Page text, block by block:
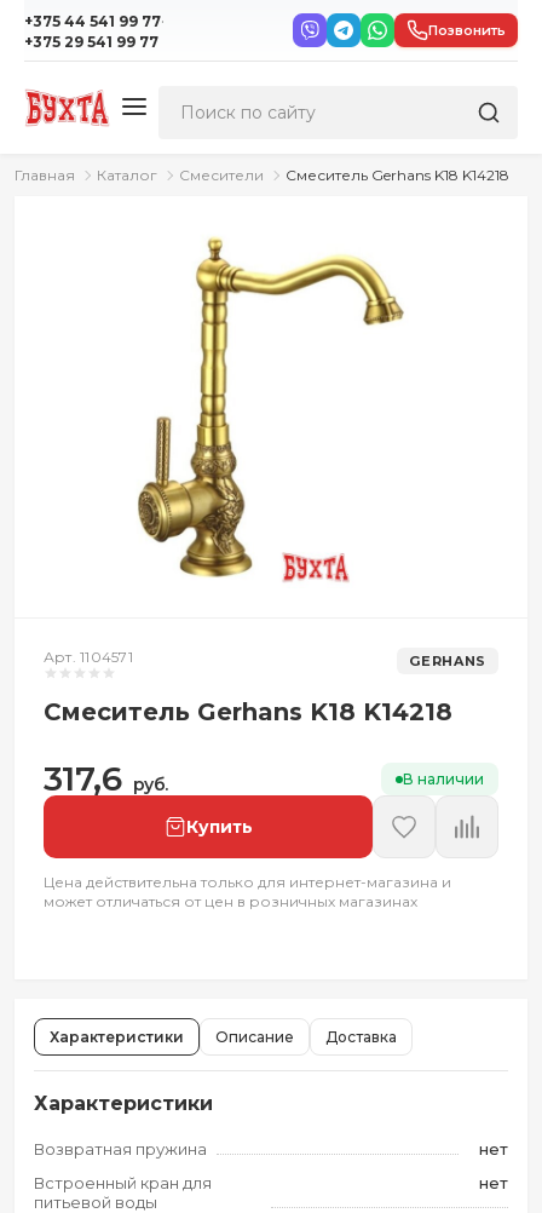
+375 44 541 99 77·
+375 29 541 99 77
Позвонить
Главная Каталог Смесители Смеситель Gerhans K18 K14218
Арт. 1104571 GERHANS
Смеситель Gerhans K18 K14218
317,6 руб. В наличии
Купить
Цена действительна только для интернет-магазина и
может отличаться от цен в розничных магазинах
Характеристики Описание Доставка
Характеристики
Возвратная пружина
нет
Встроенный кран для
питьевой воды
нет